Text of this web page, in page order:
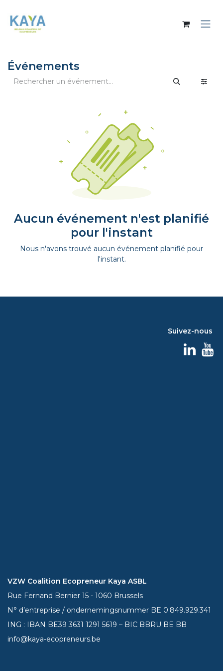
Événements
Aucun événement n'est planifié
pour l'instant
Nous n'avons trouvé aucun événement planifié pour
l'instant.
Suivez-nous
VZW Coalition Ecopreneur Kaya ASBL
Rue Fernand Bernier 15 - 1060 Brussels
N° d’entreprise / ondernemingsnummer BE 0.849.929.341
ING : IBAN BE393631 1291 5619 – BIC BBRU BE BB
info@kaya-ecopreneurs.be